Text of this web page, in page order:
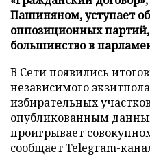
Пашиняном, уступает
оппозиционных партий,
большинство в
В Сети появились
независимого
избирательных
опубликованным
проигрывает
сообщает Telegram-